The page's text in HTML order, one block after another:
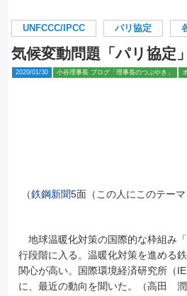
UNFCCC/IPCC パリ協定
気候変動問題「パリ協定
2020/01/30 小谷理事長 ブログ「理事長のつぶやき」
（鉄鋼新聞5面（この人にこのテー
地球温暖化対策の国際的な枠組み
行段階に入る。 温暖化対策を進める
関心が高い。国際環境経済研究所（
に、最近の動向を聞いた。（高田 潤